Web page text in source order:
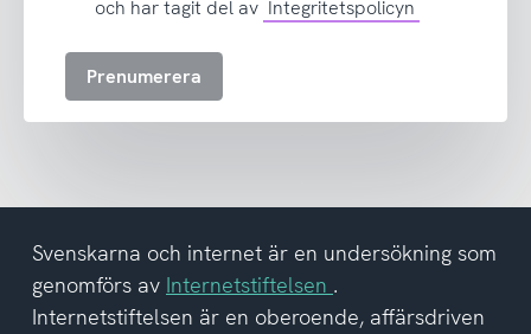
att
del
av
integritetspolicyn
och har tagit del av Integritetspolicyn
Prenumerera
Svenskarna och internet är en undersökning som
genomförs av Internetstiftelsen .
Internetstiftelsen är en oberoende, affärsdriven